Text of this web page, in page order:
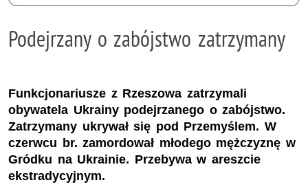
Podejrzany o zabójstwo zatrzymany
Funkcjonariusze z Rzeszowa zatrzymali
obywatela Ukrainy podejrzanego o zabójstwo.
Zatrzymany ukrywał się pod Przemyślem. W
czerwcu br. zamordował młodego mężczyznę w
Gródku na Ukrainie. Przebywa w areszcie
ekstradycyjnym.